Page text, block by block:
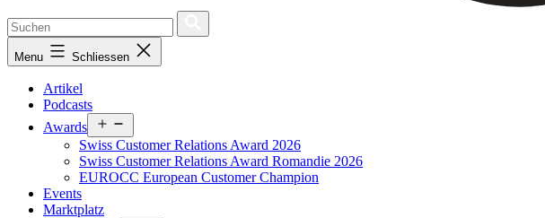
Menu Schliessen
Artikel
Podcasts
Awards
menu
Swiss Customer Relations Award 2026
Swiss Customer Relations Award Romandie 2026
EUROCC European Customer Champion
Events
Marktplatz